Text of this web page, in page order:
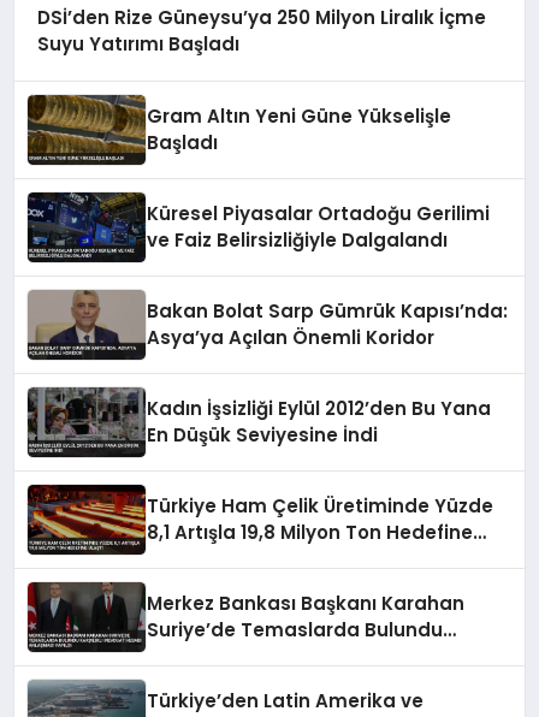
DSİ’den Rize Güneysu’ya 250 Milyon Liralık İçme
Suyu Yatırımı Başladı
Gram Altın Yeni Güne Yükselişle
Başladı
Küresel Piyasalar Ortadoğu Gerilimi
ve Faiz Belirsizliğiyle Dalgalandı
Bakan Bolat Sarp Gümrük Kapısı’nda:
Asya’ya Açılan Önemli Koridor
Kadın İşsizliği Eylül 2012’den Bu Yana
En Düşük Seviyesine İndi
Türkiye Ham Çelik Üretiminde Yüzde
8,1 Artışla 19,8 Milyon Ton Hedefine
Merkez Bankası Başkanı Karahan
Suriye’de Temaslarda Bulundu
Türkiye’den Latin Amerika ve